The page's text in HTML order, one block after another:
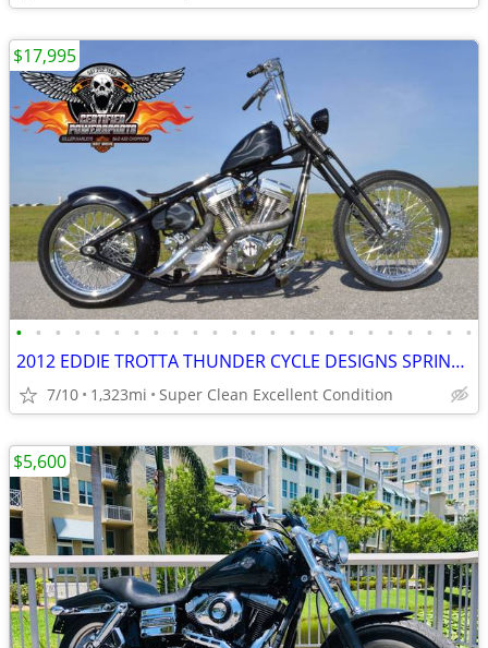
• • • • • • • • • • • • • • • • • • • • • • • •
2012 EDDIE TROTTA THUNDER CYCLE DESIGNS SPRINGER BOBBER CHOPPER
7/10 1,323mi Super Clean Excellent Condition
$17,995
$5,600